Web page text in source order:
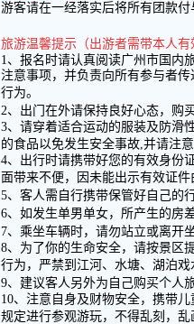
游客请在一经落实后将所有团款付
旅游温馨提示（出游者需带本人
1、报名时请认真阅读广州市国内
注意事项，并负责向所有参与者
行为。
2、出门在外请保持良好心态，购
3、请穿着适合运动的服装及防滑
的食品以免发生安全事故,并请注
4、出行时请携带好您的有效身份
面带来不便，因未能出示有效证件
5、客人需自行携带保管好自己的
6、如发生单男单女，所产生的房
7、乘坐车辆时，请勿站立或离开
8、为了你的生命安全，请按景区
行为，严禁到江河、水塘、湖泊
9、建议客人另外为自己购买个人
10、注意自身及财物安全，携带
规定进行参观游玩，不得乱刻，乱